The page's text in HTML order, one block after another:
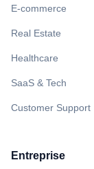
E-commerce
Real Estate
Healthcare
SaaS & Tech
Customer Support
Entreprise